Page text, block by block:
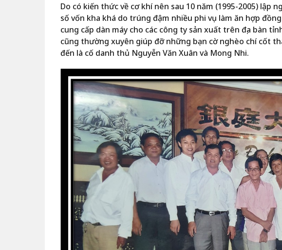
Do có kiến thức về cơ khí nên sau 10 năm (1995-2005) lập
số vốn kha khá do trúng đậm nhiều phi vụ làm ăn hợp
cung cấp dàn máy cho các công ty sản xuất trên địa bàn
cũng thường xuyên giúp đỡ những bạn cờ nghèo chí cốt
đến là cố danh thủ Nguyễn Văn Xuân và Mong Nhi.